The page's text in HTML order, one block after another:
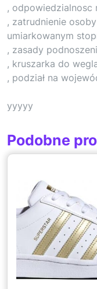
, odpowiedzialnosc
, zatrudnienie
umiarkowanym
, zasady
, kruszarka do
, podział na
yyyyy
Podobne